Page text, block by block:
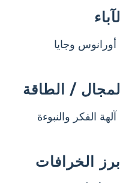
الآباء
أورانوس وجايا
المجال / الطاقة
آلهة الفكر والنبوءة
أبرز الخرافات